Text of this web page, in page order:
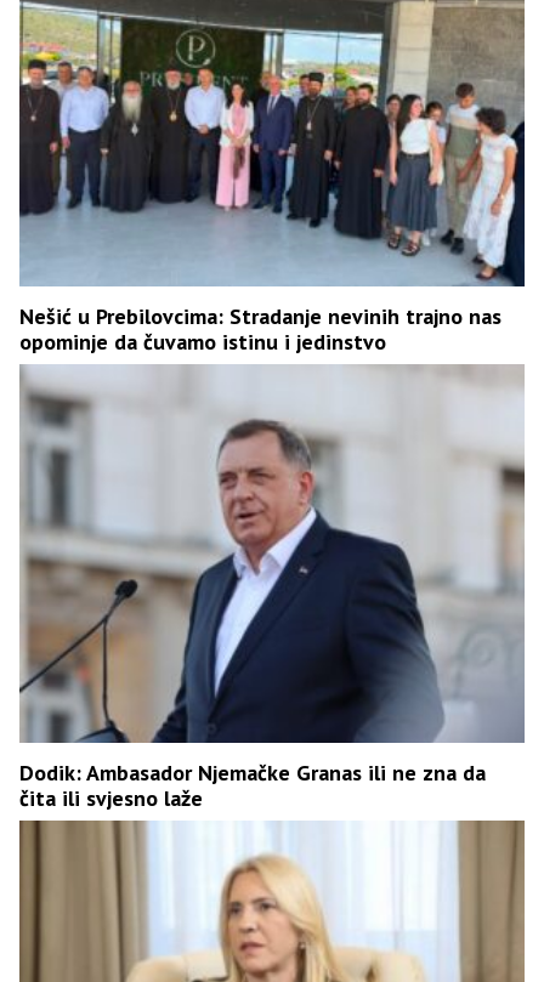
Nešić u Prebilovcima: Stradanje nevinih trajno nas
opominje da čuvamo istinu i jedinstvo
Dodik: Ambasador Njemačke Granas ili ne zna da
čita ili svjesno laže